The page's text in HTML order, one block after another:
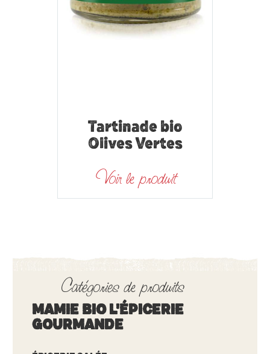
Tartinade bio
Olives Vertes
Voir le produit
Catégories de produits
MAMIE BIO L'ÉPICERIE
GOURMANDE